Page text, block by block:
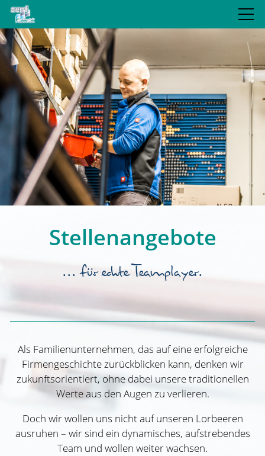
JUBILÄUM
LEISTUNGEN
REFERENZEN
BLOG
UNTERNEHMEN
Über uns
Ansprechpartner
Wir für die Region
KONTAKT
Stellenangebote
... für echte Teamplayer.
Als Familienunternehmen, das auf eine erfolgreiche
Firmengeschichte zurückblicken kann, denken wir
zukunftsorientiert, ohne dabei unsere traditionellen
Werte aus den Augen zu verlieren.
Doch wir wollen uns nicht auf unseren Lorbeeren
ausruhen – wir sind ein dynamisches, aufstrebendes
Team und wollen weiter wachsen.